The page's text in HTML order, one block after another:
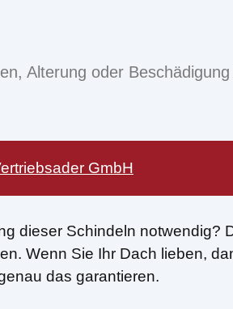
Alterung oder
GmbH
dieser Schindeln notwendig?
Wenn Sie Ihr Dach lieben,
das garantieren.